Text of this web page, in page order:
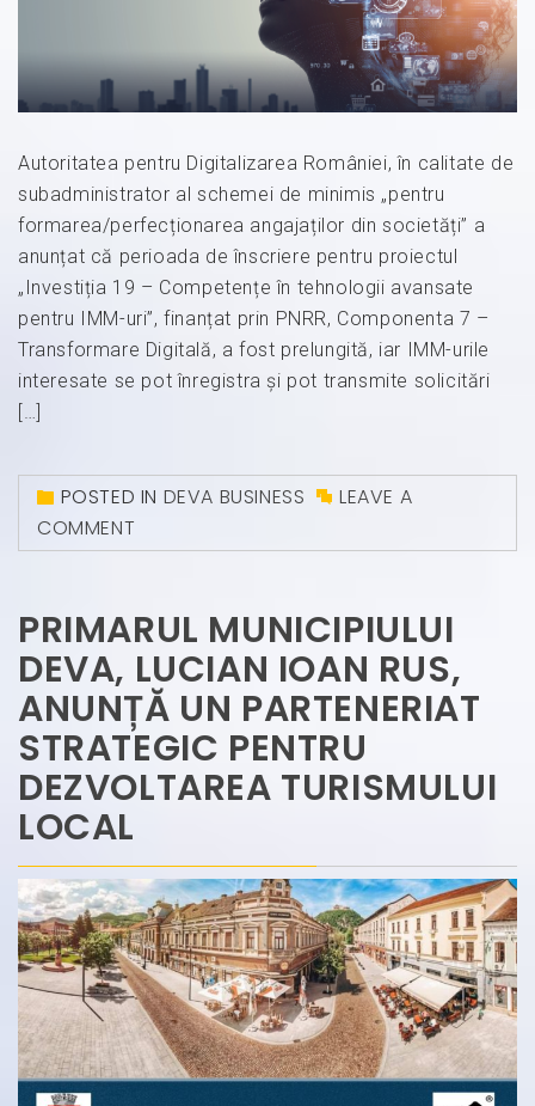
Autoritatea pentru Digitalizarea României, în calitate de
subadministrator al schemei de minimis „pentru
formarea/perfecționarea angajaților din societăți” a
anunțat că perioada de înscriere pentru proiectul
„Investiția 19 – Competențe în tehnologii avansate
pentru IMM-uri”, finanțat prin PNRR, Componenta 7 –
Transformare Digitală, a fost prelungită, iar IMM-urile
interesate se pot înregistra și pot transmite solicitări
[…]
POSTED IN DEVA BUSINESS
LEAVE A
COMMENT
PRIMARUL MUNICIPIULUI
DEVA, LUCIAN IOAN RUS,
ANUNȚĂ UN PARTENERIAT
STRATEGIC PENTRU
DEZVOLTAREA TURISMULUI
LOCAL